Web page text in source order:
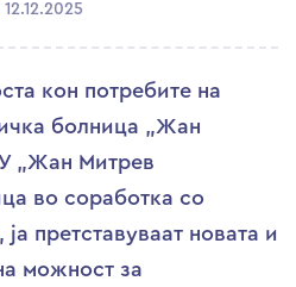
12.12.2025
кон потребите на
болница „Жан
„Жан Митрев
во соработка со
, ја претставуваат новата и
можност за